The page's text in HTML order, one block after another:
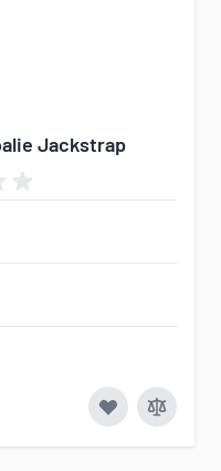
Jackstrap